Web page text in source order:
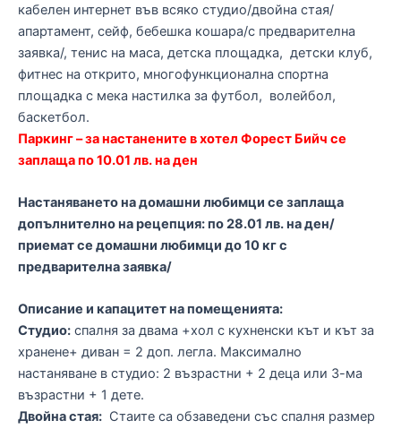
кабелен интернет във всяко студио/двойна стая/
апартамент, сейф, бебешка кошара/с предварителна
заявка/, тенис на маса, детска площадка, детски клуб,
фитнес на открито, многофункционална спортна
площадка с мека настилка за футбол, волейбол,
баскетбол.
Паркинг – за настанените в хотел Форест Бийч се
заплаща по 10.01 лв. на ден
Настаняването на домашни любимци се заплаща
допълнително на рецепция: по 28.01 лв. на ден/
приемат се домашни любимци до 10 кг с
предварителна заявка/
Описание и капацитет на помещенията:
Студио: спалня за двама +хол с кухненски кът и кът за
хранене+ диван = 2 доп. легла. Максимално
настаняване в студио: 2 възрастни + 2 деца или 3-ма
възрастни + 1 дете.
Двойна стая: Стаите са обзаведени със спалня размер